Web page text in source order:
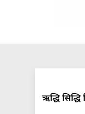
ऋद्धि सिद्धि